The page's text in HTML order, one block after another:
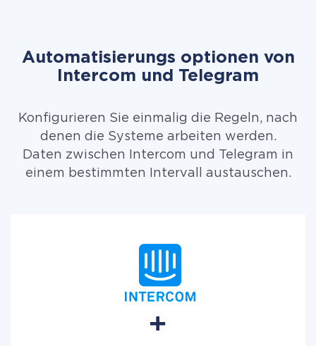
Automatisierungs optionen von
Intercom und Telegram
Konfigurieren Sie einmalig die Regeln, nach
denen die Systeme arbeiten werden.
Daten zwischen Intercom und Telegram in
einem bestimmten Intervall austauschen.